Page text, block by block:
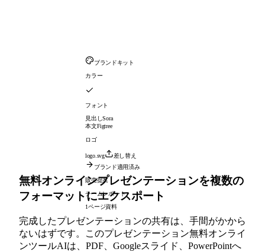
ブランドキット
カラー
フォント
見出しSora
本文Figtree
ロゴ
logo.svg
差し替え
ブランド適用済み
販売提案
チームレポート
1ページ資料
無料オンラインプレゼンテーションを複数の
フォーマットにエクスポート
完成したプレゼンテーションの共有は、手間がかから
ないはずです。このプレゼンテーション無料オンライ
ンツールAIは、PDF、Googleスライド、PowerPointへ